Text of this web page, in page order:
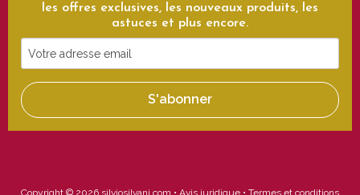
les offres exclusives, les nouveaux produits, les
astuces et plus encore.
Votre
adresse
email
S'abonner
Copyright © 2026 silviosilvani.com • Avis juridique • Termes et conditions